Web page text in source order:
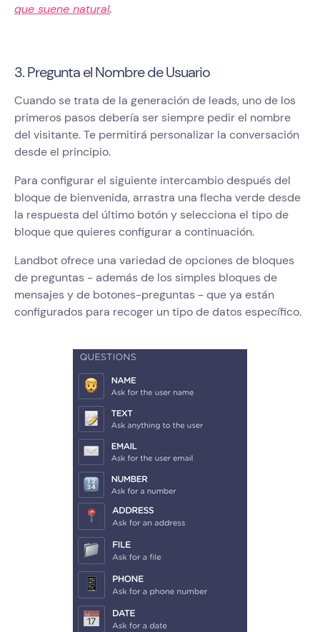
que suene natural.
3. Pregunta el Nombre de Usuario
Cuando se trata de la generación de leads, uno de los
primeros pasos debería ser siempre pedir el nombre
del visitante. Te permitirá personalizar la conversación
desde el principio.
Para configurar el siguiente intercambio después del
bloque de bienvenida, arrastra una flecha verde desde
la respuesta del último botón y selecciona el tipo de
bloque que quieres configurar a continuación.
Landbot ofrece una variedad de opciones de bloques
de preguntas - además de los simples bloques de
mensajes y de botones-preguntas - que ya están
configurados para recoger un tipo de datos específico.